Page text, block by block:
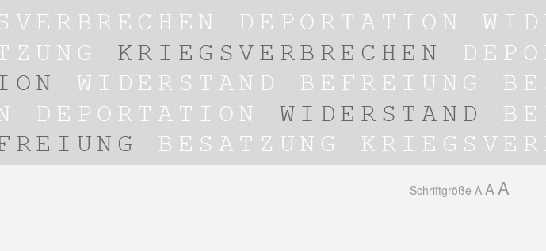
Schriftgröße A A A